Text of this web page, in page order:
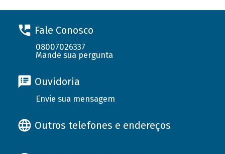
Fale Conosco
08007026337
Mande sua pergunta
Ouvidoria
Envie sua mensagem
Outros telefones e endereços